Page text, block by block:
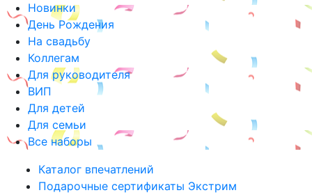
Новинки
День Рождения
На свадьбу
Коллегам
Для руководителя
ВИП
Для детей
Для семьи
Все наборы
Каталог впечатлений
Подарочные сертификаты Экстрим